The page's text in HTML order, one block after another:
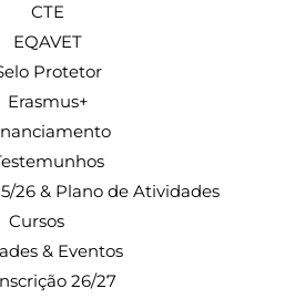
CTE
EQAVET
Protetor
Erasmus+
26 & Plano de Atividades
Cursos
& Eventos
26/27